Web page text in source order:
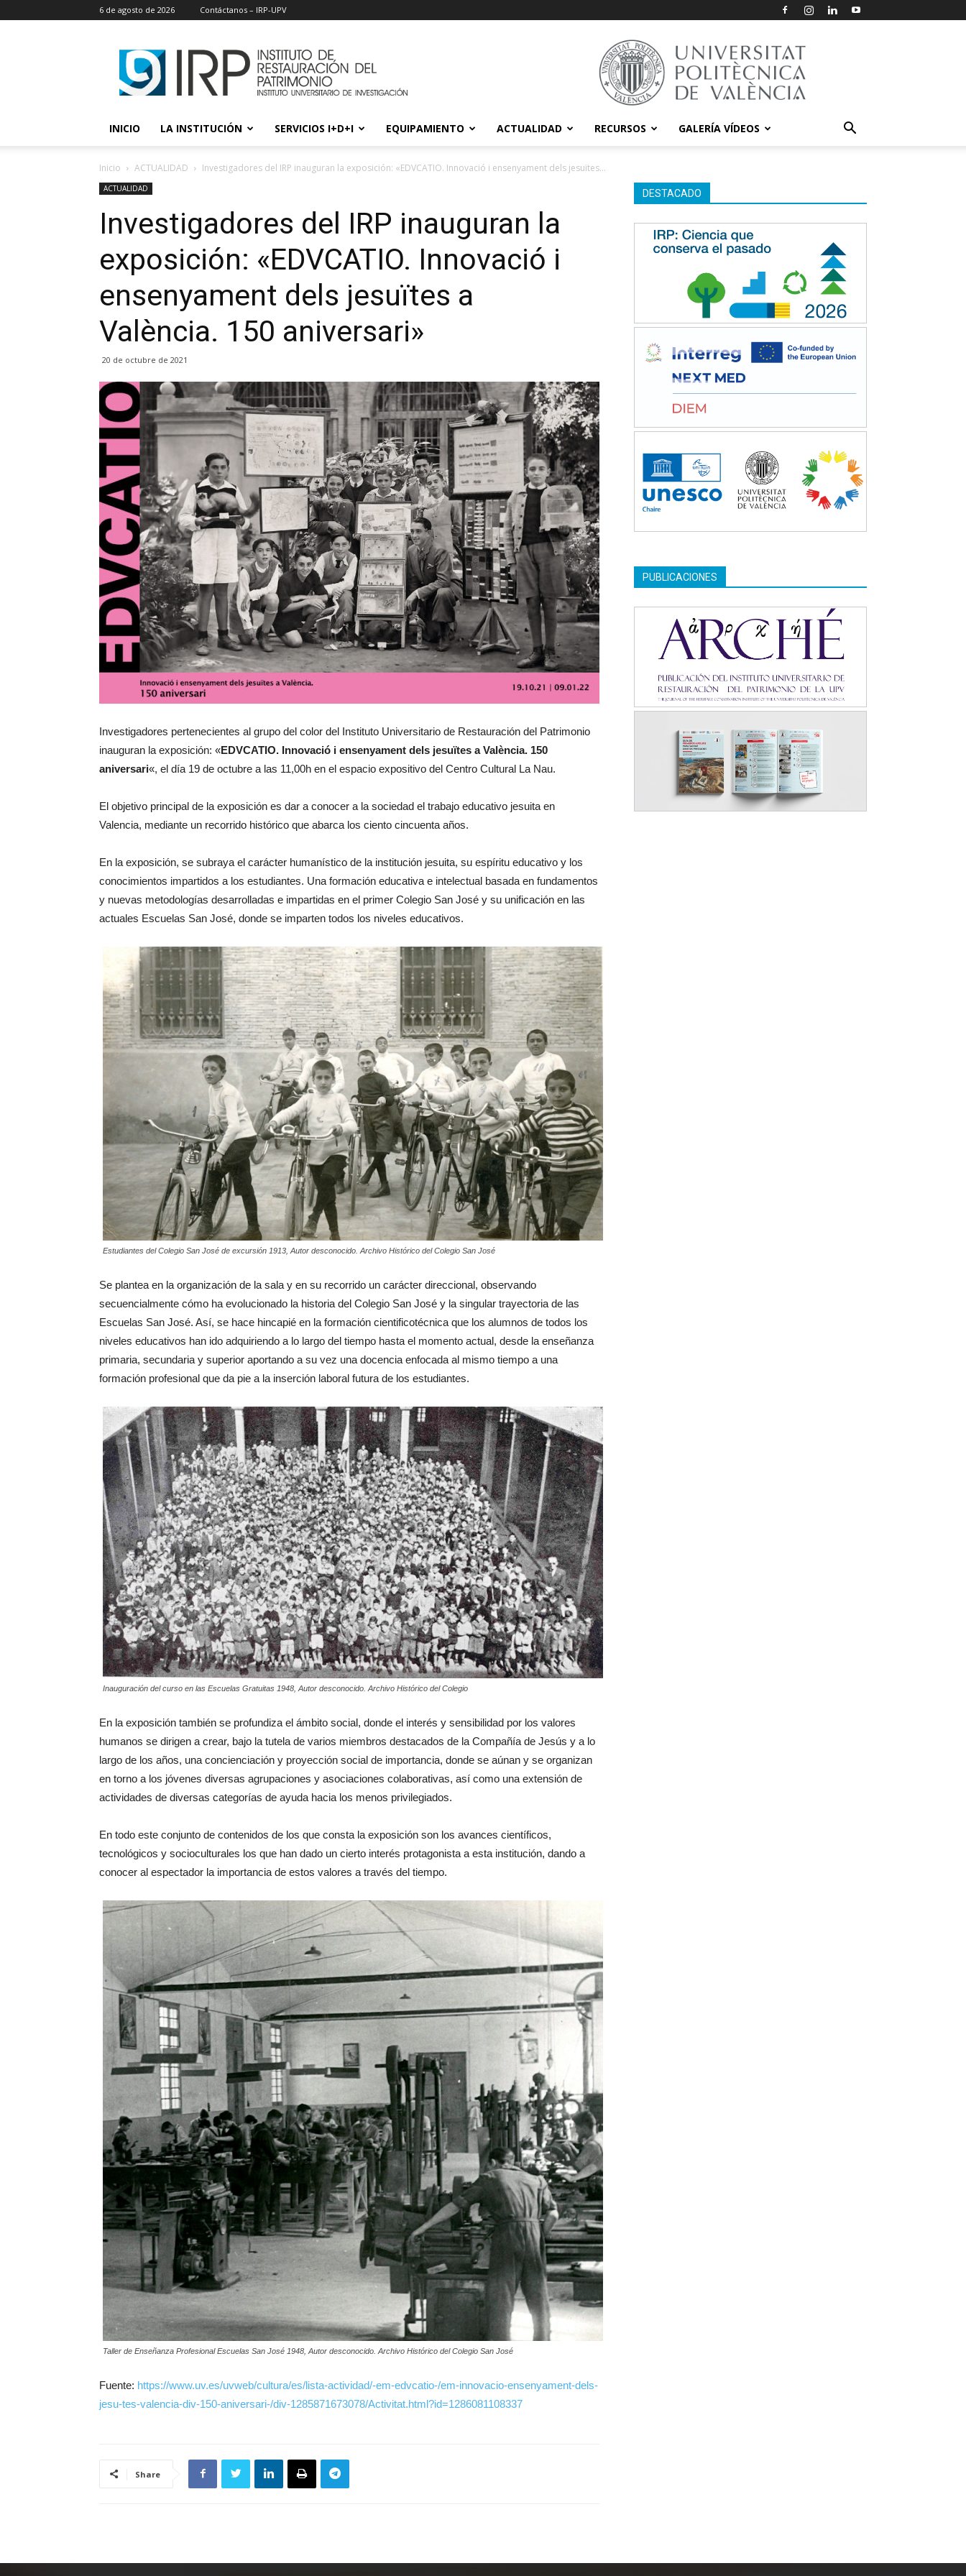
6 de agosto de 2026 Contáctanos – IRP-UPV
IRP
INICIO LA INSTITUCIÓN SERVICIOS I+D+I EQUIPAMIENTO ACTUALIDAD RECURSOS GALERÍA VÍDEOS
Inicio ACTUALIDAD Investigadores del IRP inauguran la exposición: «EDVCATIO. Innovació i ensenyament dels jesuïtes...
ACTUALIDAD
Investigadores del IRP inauguran la
exposición: «EDVCATIO. Innovació i
ensenyament dels jesuïtes a
València. 150 aniversari»
20 de octubre de 2021
Investigadores pertenecientes al grupo del color del Instituto Universitario de Restauración del Patrimonio
inauguran la exposición: «EDVCATIO. Innovació i ensenyament dels jesuïtes a València. 150
aniversari«, el día 19 de octubre a las 11,00h en el espacio expositivo del Centro Cultural La Nau.
El objetivo principal de la exposición es dar a conocer a la sociedad el trabajo educativo jesuita en
Valencia, mediante un recorrido histórico que abarca los ciento cincuenta años.
En la exposición, se subraya el carácter humanístico de la institución jesuita, su espíritu educativo y los
conocimientos impartidos a los estudiantes. Una formación educativa e intelectual basada en fundamentos
y nuevas metodologías desarrolladas e impartidas en el primer Colegio San José y su unificación en las
actuales Escuelas San José, donde se imparten todos los niveles educativos.
Estudiantes del Colegio San José de excursión 1913, Autor desconocido. Archivo Histórico del Colegio San José
Se plantea en la organización de la sala y en su recorrido un carácter direccional, observando
secuencialmente cómo ha evolucionado la historia del Colegio San José y la singular trayectoria de las
Escuelas San José. Así, se hace hincapié en la formación cientificotécnica que los alumnos de todos los
niveles educativos han ido adquiriendo a lo largo del tiempo hasta el momento actual, desde la enseñanza
primaria, secundaria y superior aportando a su vez una docencia enfocada al mismo tiempo a una
formación profesional que da pie a la inserción laboral futura de los estudiantes.
Inauguración del curso en las Escuelas Gratuitas 1948, Autor desconocido. Archivo Histórico del Colegio
En la exposición también se profundiza el ámbito social, donde el interés y sensibilidad por los valores
humanos se dirigen a crear, bajo la tutela de varios miembros destacados de la Compañía de Jesús y a lo
largo de los años, una concienciación y proyección social de importancia, donde se aúnan y se organizan
en torno a los jóvenes diversas agrupaciones y asociaciones colaborativas, así como una extensión de
actividades de diversas categorías de ayuda hacia los menos privilegiados.
En todo este conjunto de contenidos de los que consta la exposición son los avances científicos,
tecnológicos y socioculturales los que han dado un cierto interés protagonista a esta institución, dando a
conocer al espectador la importancia de estos valores a través del tiempo.
Taller de Enseñanza Profesional Escuelas San José 1948, Autor desconocido. Archivo Histórico del Colegio San José
Fuente: https://www.uv.es/uvweb/cultura/es/lista-actividad/-em-edvcatio-/em-innovacio-ensenyament-dels-
jesu-tes-valencia-div-150-aniversari-/div-1285871673078/Activitat.html?id=1286081108337
Share
DESTACADO
PUBLICACIONES